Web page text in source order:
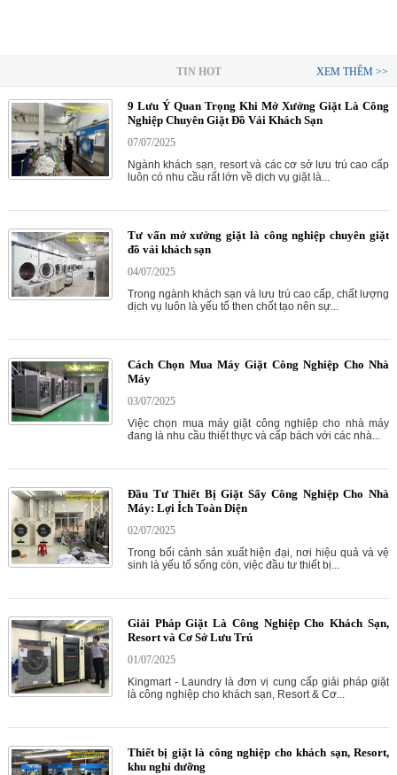
TIN HOT XEM THÊM >>
9 Lưu Ý Quan Trọng Khi Mở Xưởng Giặt Là Công
Nghiệp Chuyên Giặt Đồ Vải Khách Sạn
07/07/2025
Ngành khách sạn, resort và các cơ sở lưu trú cao cấp
luôn có nhu cầu rất lớn về dịch vụ giặt là...
Tư vấn mở xưởng giặt là công nghiệp chuyên giặt
đồ vải khách sạn
04/07/2025
Trong ngành khách sạn và lưu trú cao cấp, chất lượng
dịch vụ luôn là yếu tố then chốt tạo nên sự...
Cách Chọn Mua Máy Giặt Công Nghiệp Cho Nhà
Máy
03/07/2025
Việc chọn mua máy giặt công nghiệp cho nhà máy
đang là nhu cầu thiết thực và cấp bách với các nhà...
Đầu Tư Thiết Bị Giặt Sấy Công Nghiệp Cho Nhà
Máy: Lợi Ích Toàn Diện
02/07/2025
Trong bối cảnh sản xuất hiện đại, nơi hiệu quả và vệ
sinh là yếu tố sống còn, việc đầu tư thiết bị...
Giải Pháp Giặt Là Công Nghiệp Cho Khách Sạn,
Resort và Cơ Sở Lưu Trú
01/07/2025
Kingmart - Laundry là đơn vị cung cấp giải pháp giặt
là công nghiệp cho khách sạn, Resort & Cơ...
Thiết bị giặt là công nghiệp cho khách sạn, Resort,
khu nghỉ dưỡng